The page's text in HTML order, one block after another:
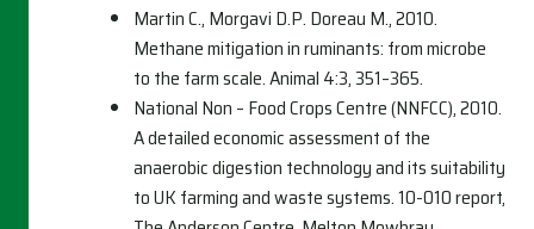
Martin C., Morgavi D.P. Doreau M., 2010.
Methane mitigation in ruminants: from microbe
to the farm scale. Animal 4:3, 351–365.
National Non – Food Crops Centre (NNFCC), 2010.
A detailed economic assessment of the
anaerobic digestion technology and its suitability
to UK farming and waste systems. 10-010 report,